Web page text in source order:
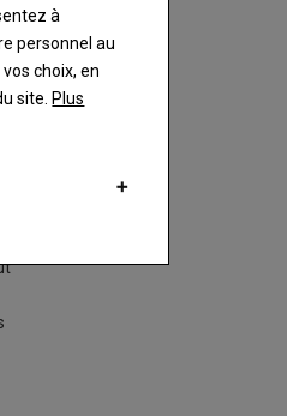
à
personnel au
choix, en
site. Plus